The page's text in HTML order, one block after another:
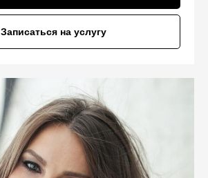
Записаться на услугу